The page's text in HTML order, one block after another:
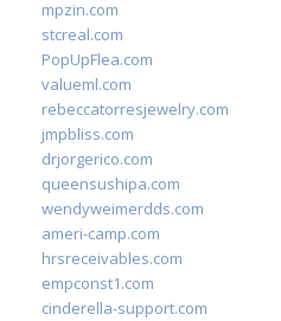
mpzin.com
stcreal.com
PopUpFlea.com
valueml.com
rebeccatorresjewelry.com
jmpbliss.com
drjorgerico.com
queensushipa.com
wendyweimerdds.com
ameri-camp.com
hrsreceivables.com
empconst1.com
cinderella-support.com